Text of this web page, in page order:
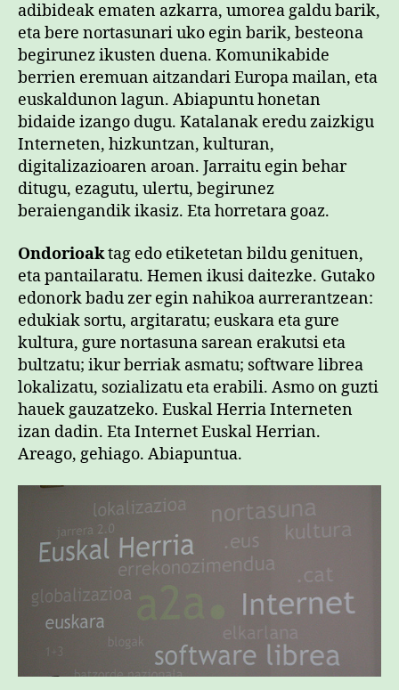
adibideak ematen azkarra, umorea galdu barik,
eta bere nortasunari uko egin barik, besteona
begirunez ikusten duena. Komunikabide
berrien eremuan aitzandari Europa mailan, eta
euskaldunon lagun. Abiapuntu honetan
bidaide izango dugu. Katalanak eredu zaizkigu
Interneten, hizkuntzan, kulturan,
digitalizazioaren aroan. Jarraitu egin behar
ditugu, ezagutu, ulertu, begirunez
beraiengandik ikasiz. Eta horretara goaz.
Ondorioaktag edo etiketetan bildu genituen,
eta pantailaratu. Hemen ikusi daitezke. Gutako
edonork badu zer egin nahikoa aurrerantzean:
edukiak sortu, argitaratu; euskara eta gure
kultura, gure nortasuna sarean erakutsi eta
bultzatu; ikur berriak asmatu; software librea
lokalizatu, sozializatu eta erabili. Asmo on guzti
hauek gauzatzeko. Euskal Herria Interneten
izan dadin. Eta Internet Euskal Herrian.
Areago, gehiago. Abiapuntua.